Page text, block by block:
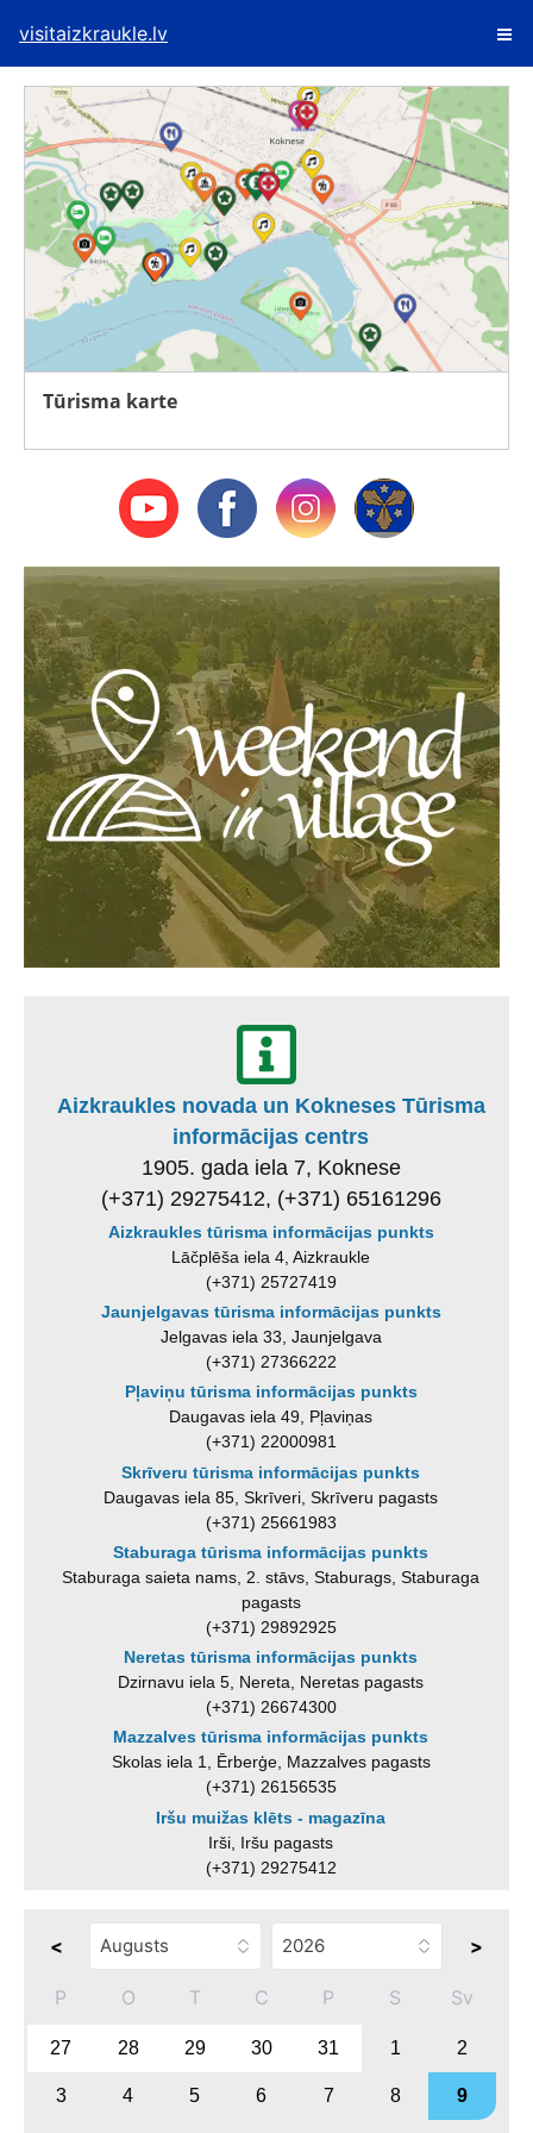
visitaizkraukle.lv
Tūrisma karte
Aizkraukles novada un Kokneses Tūrisma
informācijas centrs
1905. gada iela 7, Koknese
(+371) 29275412, (+371) 65161296
Aizkraukles tūrisma informācijas punkts
Lāčplēša iela 4, Aizkraukle
(+371) 25727419
Jaunjelgavas tūrisma informācijas punkts
Jelgavas iela 33, Jaunjelgava
(+371) 27366222
Pļaviņu tūrisma informācijas punkts
Daugavas iela 49, Pļaviņas
(+371) 22000981
Skrīveru tūrisma informācijas punkts
Daugavas iela 85, Skrīveri, Skrīveru pagasts
(+371) 25661983
Staburaga tūrisma informācijas punkts
Staburaga saieta nams, 2. stāvs, Staburags, Staburaga
pagasts
(+371) 29892925
Neretas tūrisma informācijas punkts
Dzirnavu iela 5, Nereta, Neretas pagasts
(+371) 26674300
Mazzalves tūrisma informācijas punkts
Skolas iela 1, Ērberģe, Mazzalves pagasts
(+371) 26156535
Iršu muižas klēts - magazīna
Irši, Iršu pagasts
(+371) 29275412
< >
P O T C P S Sv
27 28 29 30 31 1 2
3 4 5 6 7 8 9